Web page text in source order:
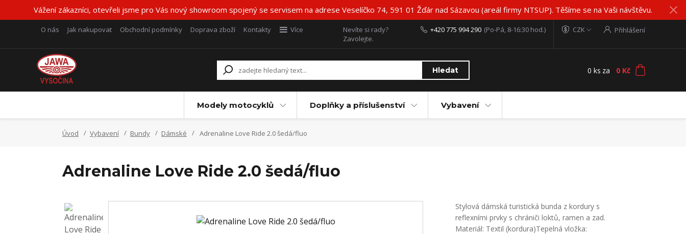
Vážení zákazníci, otevřeli jsme pro Vás nový showroom spojený se servisem na adrese Veselíčko 74, 591 01 Žďár nad Sázavou (areál firmy NTSUP). Těšíme se na Vaši návštěvu.
O nás Jak nakupovat Obchodní podmínky Doprava zboží Kontakty Více CZK Přihlášení
Hledat
Nevíte si rady?
Zavolejte.
+420 775 994 290 (Po-Pá, 8-16:30 hod.)
0 ks za 0 Kč
Modely motocyklů Doplňky a příslušenství Vybavení
Úvod Vybavení Bundy Dámské Adrenaline Love Ride 2.0 šedá/fluo
Adrenaline Love Ride 2.0 šedá/fluo
Stylová dámská turistická bunda z kordury s
reflexními prvky s chrániči loktů, ramen a zad.
Materiál: Textil (kordura)Tepelná vložka: